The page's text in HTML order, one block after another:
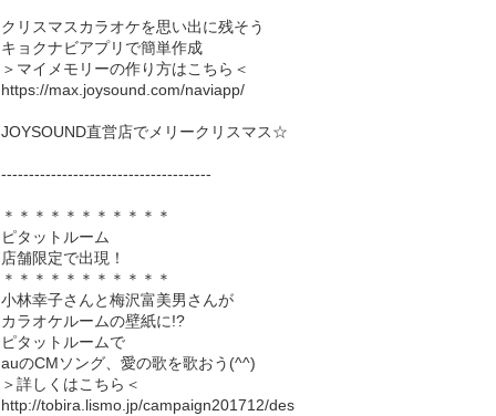
クリスマスカラオケを思い出に残そう
キョクナビアプリで簡単作成
＞マイメモリーの作り方はこちら＜
https://max.joysound.com/naviapp/
JOYSOUND直営店でメリークリスマス☆
--------------------------------------
＊＊＊＊＊＊＊＊＊＊＊
ピタットルーム
店舗限定で出現！
＊＊＊＊＊＊＊＊＊＊＊
小林幸子さんと梅沢富美男さんが
カラオケルームの壁紙に!?
ピタットルームで
auのCMソング、愛の歌を歌おう(^^)
＞詳しくはこちら＜
http://tobira.lismo.jp/campaign201712/des